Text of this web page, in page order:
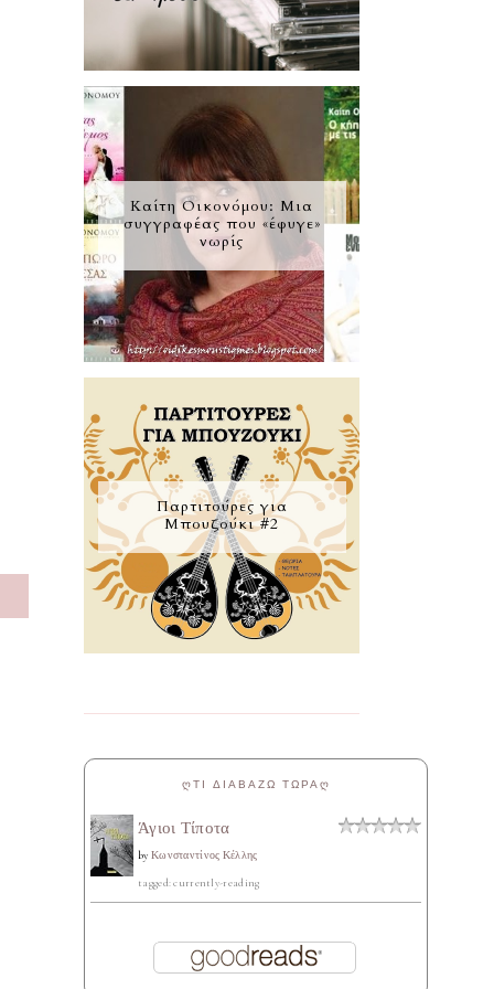
Καίτη Οικονόμου: Μια
συγγραφέας που «έφυγε»
νωρίς
Παρτιτούρες για
Μπουζούκι #2
ᲦΤΙ ΔΙΑΒΑΖΩ ΤΩΡΑᲦ
Άγιοι Τίποτα
by Κωνσταντίνος Κέλλης
tagged: currently-reading